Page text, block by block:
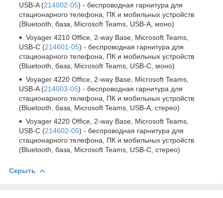
USB-A (214002-05) - беспроводная гарнитура для
стационарного телефона, ПК и мобильных устройств
(Bluetooth, база, Microsoft Teams, USB-A, моно)
Voyager 4210 Office, 2-way Base, Microsoft Teams,
USB-C (214601-05) - беспроводная гарнитура для
стационарного телефона, ПК и мобильных устройств
(Bluetooth, база, Microsoft Teams, USB-С, моно)
Voyager 4220 Office, 2-way Base, Microsoft Teams,
USB-A (214003-05) - беспроводная гарнитура для
стационарного телефона, ПК и мобильных устройств
(Bluetooth, база, Microsoft Teams, USB-A, стерео)
Voyager 4220 Office, 2-way Base, Microsoft Teams,
USB-C (214602-05) - беспроводная гарнитура для
стационарного телефона, ПК и мобильных устройств
(Bluetooth, база, Microsoft Teams, USB-С, стерео)
Скрыть